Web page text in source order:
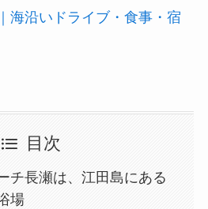
海沿いドライブ・食事・宿
目次
チ長瀬は、江田島にある
場